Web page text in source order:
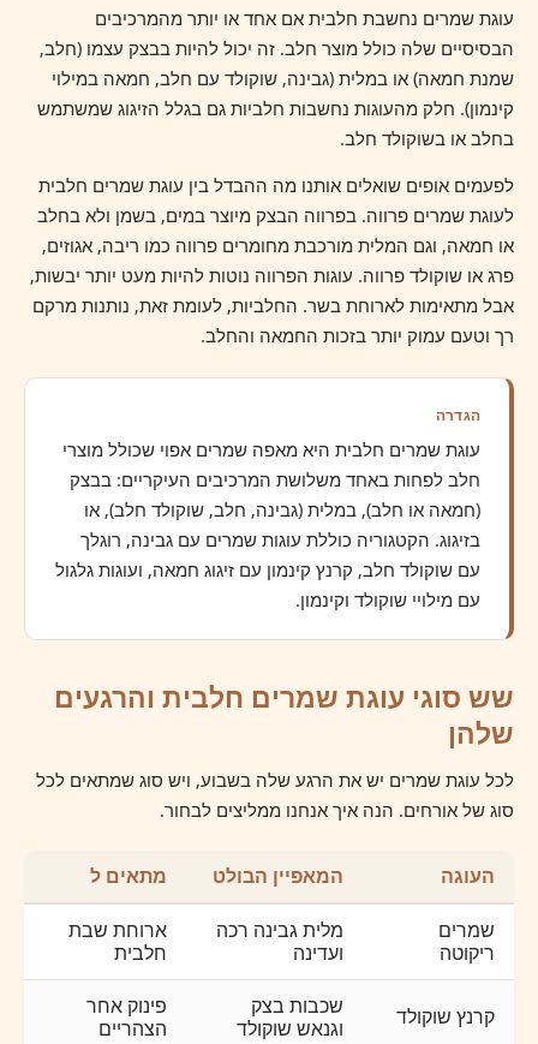
עוגת שמרים נחשבת חלבית אם אחד או יותר מהמרכיבים
הבסיסיים שלה כולל מוצר חלב. זה יכול להיות בבצק עצמו (חלב,
שמנת חמאה) או במלית (גבינה, שוקולד עם חלב, חמאה במילוי
קינמון). חלק מהעוגות נחשבות חלביות גם בגלל הזיגוג שמשתמש
בחלב או בשוקולד חלב.
לפעמים אופים שואלים אותנו מה ההבדל בין עוגת שמרים חלבית
לעוגת שמרים פרווה. בפרווה הבצק מיוצר במים, בשמן ולא בחלב
או חמאה, וגם המלית מורכבת מחומרים פרווה כמו ריבה, אגוזים,
פרג או שוקולד פרווה. עוגות הפרווה נוטות להיות מעט יותר יבשות,
אבל מתאימות לארוחת בשר. החלביות, לעומת זאת, נותנות מרקם
רך וטעם עמוק יותר בזכות החמאה והחלב.
הגדרה
עוגת שמרים חלבית היא מאפה שמרים אפוי שכולל מוצרי
חלב לפחות באחד משלושת המרכיבים העיקריים: בבצק
(חמאה או חלב), במלית (גבינה, חלב, שוקולד חלב), או
בזיגוג. הקטגוריה כוללת עוגות שמרים עם גבינה, רוגלך
עם שוקולד חלב, קרנץ קינמון עם זיגוג חמאה, ועוגות גלגול
עם מילויי שוקולד וקינמון.
שש סוגי עוגת שמרים חלבית והרגעים
שלהן
לכל עוגת שמרים יש את הרגע שלה בשבוע, ויש סוג שמתאים לכל
סוג של אורחים. הנה איך אנחנו ממליצים לבחור.
העוגה המאפיין הבולט מתאים ל
שמרים
ריקוטה
מלית גבינה רכה
ועדינה
ארוחת שבת
חלבית
קרנץ שוקולד
שכבות בצק
וגנאש שוקולד
פינוק אחר
הצהריים